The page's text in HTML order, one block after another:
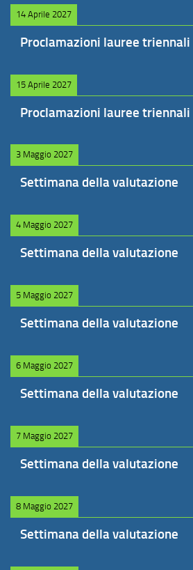
14 Aprile 2027
Proclamazioni lauree triennali
15 Aprile 2027
Proclamazioni lauree triennali
3 Maggio 2027
Settimana della valutazione
4 Maggio 2027
Settimana della valutazione
5 Maggio 2027
Settimana della valutazione
6 Maggio 2027
Settimana della valutazione
7 Maggio 2027
Settimana della valutazione
8 Maggio 2027
Settimana della valutazione